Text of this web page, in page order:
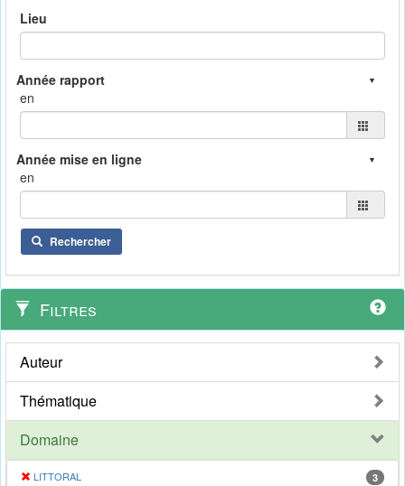
Lieu
en
en
Rechercher
Filtres
Auteur
Thématique
Domaine
LITTORAL 3